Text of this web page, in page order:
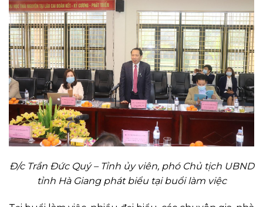
Đ/c Trần Đức Quý – Tỉnh ủy viên, phó Chủ tịch UBND
tỉnh Hà Giang phát biểu tại buổi làm việc